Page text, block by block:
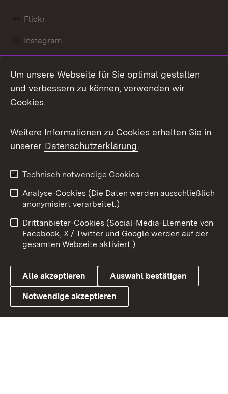
Flickr
Instagram
Mastodon
Messenger
Social Wall
X / Twitter
Youtube
Link zum Landesportal
Benutzungshinweise
Barrierefreiheit
Datenschutz
Cookies
Um unsere Webseite für Sie optimal gestalten
und verbessern zu können, verwenden wir
Cookies.
Weitere Informationen zu Cookies erhalten Sie in
unserer Datenschutzerklärung.
Technisch notwendige Cookies
Analyse-Cookies (Die Daten werden ausschließlich
anonymisiert verarbeitet.)
Drittanbieter-Cookies (Social-Media-Elemente von
Facebook, X / Twitter und Google werden auf der
gesamten Webseite aktiviert.)
Alle akzeptieren Auswahl bestätigen
Notwendige akzeptieren